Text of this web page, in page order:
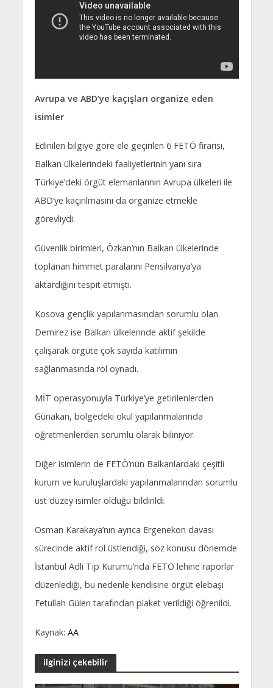
Avrupa ve ABD’ye kaçışları organize eden
isimler
Edinilen bilgiye göre ele geçirilen 6 FETÖ firarisi,
Balkan ülkelerindeki faaliyetlerinin yanı sıra
Türkiye’deki örgüt elemanlarının Avrupa ülkeleri ile
ABD’ye kaçırılmasını da organize etmekle
görevliydi.
Güvenlik birimleri, Özkan’nın Balkan ülkelerinde
toplanan himmet paralarını Pensilvanya’ya
aktardığını tespit etmişti.
Kosova gençlik yapılanmasından sorumlu olan
Demirez ise Balkan ülkelerinde aktif şekilde
çalışarak örgüte çok sayıda katılımın
sağlanmasında rol oynadı.
MİT operasyonuyla Türkiye’ye getirilenlerden
Günakan, bölgedeki okul yapılanmalarında
öğretmenlerden sorumlu olarak biliniyor.
Diğer isimlerin de FETÖ’nün Balkanlardaki çeşitli
kurum ve kuruluşlardaki yapılanmalarından sorumlu
üst düzey isimler olduğu bildirildi.
Osman Karakaya’nın ayrıca Ergenekon davası
sürecinde aktif rol üstlendiği, söz konusu dönemde
İstanbul Adli Tıp Kurumu’nda FETÖ lehine raporlar
düzenlediği, bu nedenle kendisine örgüt elebaşı
Fetullah Gülen tarafından plaket verildiği öğrenildi.
Kaynak: AA
ilginizi çekebilir